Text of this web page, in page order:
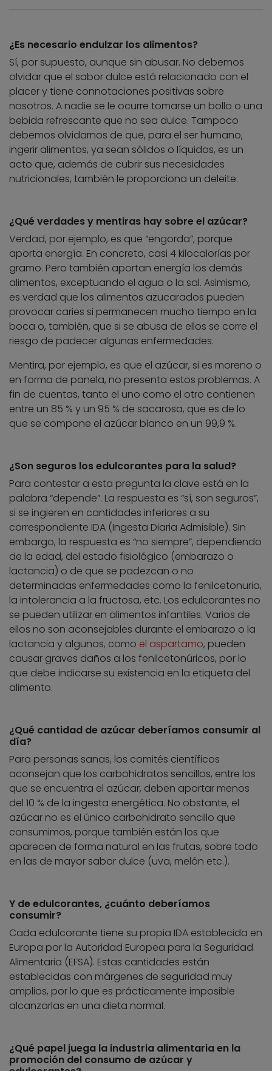
¿Es necesario endulzar los alimentos?
Sí, por supuesto, aunque sin abusar. No debemos
olvidar que el sabor dulce está relacionado con el
placer y tiene connotaciones positivas sobre
nosotros. A nadie se le ocurre tomarse un bollo o una
bebida refrescante que no sea dulce. Tampoco
debemos olvidarnos de que, para el ser humano,
ingerir alimentos, ya sean sólidos o líquidos, es un
acto que, además de cubrir sus necesidades
nutricionales, también le proporciona un deleite.
¿Qué verdades y mentiras hay sobre el azúcar?
Verdad, por ejemplo, es que “engorda”, porque
aporta energía. En concreto, casi 4 kilocalorías por
gramo. Pero también aportan energía los demás
alimentos, exceptuando el agua o la sal. Asimismo,
es verdad que los alimentos azucarados pueden
provocar caries si permanecen mucho tiempo en la
boca o, también, que si se abusa de ellos se corre el
riesgo de padecer algunas enfermedades.
Mentira, por ejemplo, es que el azúcar, si es moreno o
en forma de panela, no presenta estos problemas. A
fin de cuentas, tanto el uno como el otro contienen
entre un 85 % y un 95 % de sacarosa, que es de lo
que se compone el azúcar blanco en un 99,9 %.
¿Son seguros los edulcorantes para la salud?
Para contestar a esta pregunta la clave está en la
palabra “depende”. La respuesta es “sí, son seguros”,
si se ingieren en cantidades inferiores a su
correspondiente IDA (Ingesta Diaria Admisible). Sin
embargo, la respuesta es “no siempre”, dependiendo
de la edad, del estado fisiológico (embarazo o
lactancia) o de que se padezcan o no
determinadas enfermedades como la fenilcetonuria,
la intolerancia a la fructosa, etc. Los edulcorantes no
se pueden utilizar en alimentos infantiles. Varios de
ellos no son aconsejables durante el embarazo o la
lactancia y algunos, como el aspartamo, pueden
causar graves daños a los fenilcetonúricos, por lo
que debe indicarse su existencia en la etiqueta del
alimento.
¿Qué cantidad de azúcar deberíamos consumir al
día?
Para personas sanas, los comités científicos
aconsejan que los carbohidratos sencillos, entre los
que se encuentra el azúcar, deben aportar menos
del 10 % de la ingesta energética. No obstante, el
azúcar no es el único carbohidrato sencillo que
consumimos, porque también están los que
aparecen de forma natural en las frutas, sobre todo
en las de mayor sabor dulce (uva, melón etc.).
Y de edulcorantes, ¿cuánto deberíamos
consumir?
Cada edulcorante tiene su propia IDA establecida en
Europa por la Autoridad Europea para la Seguridad
Alimentaria (EFSA). Estas cantidades están
establecidas con márgenes de seguridad muy
amplios, por lo que es prácticamente imposible
alcanzarlas en una dieta normal.
¿Qué papel juega la industria alimentaria en la
promoción del consumo de azúcar y